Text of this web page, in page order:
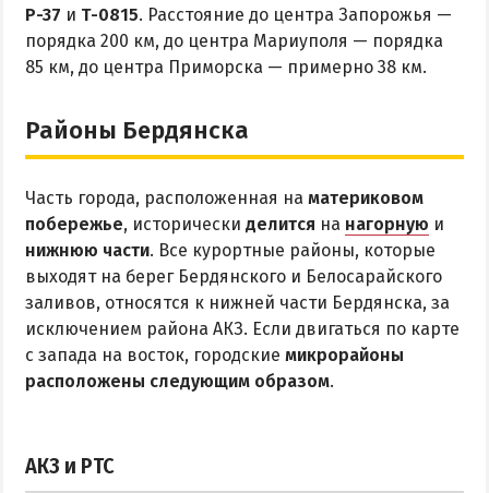
Отдых в сентябре
Отдых зимой и в межсезонье
Отдых с бассейном
Отдых на первой линии
Отдых на набережной
Квартиры посуточно
Р-37 и Т-0815. Расстояние до центра Запорожья —
порядка 200 км, до центра Мариуполя — порядка
85 км, до центра Приморска — примерно 38 км.
Районы Бердянска
Часть города, расположенная на материковом
побережье, исторически делится на нагорную и
нижнюю части. Все курортные районы, которые
выходят на берег Бердянского и Белосарайского
заливов, относятся к нижней части Бердянска, за
исключением района АКЗ. Если двигаться по карте
с запада на восток, городские микрорайоны
расположены следующим образом.
АКЗ и РТС